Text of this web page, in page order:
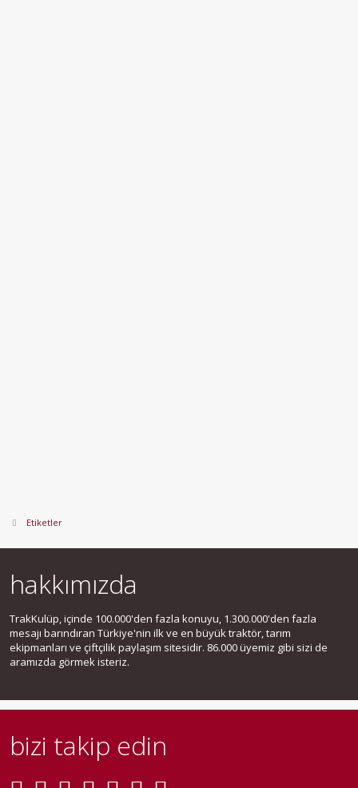
Etiketler
hakkımızda
TrakKulüp, içinde 100.000'den fazla konuyu, 1.300.000'den fazla
mesajı barındıran Türkiye'nin ilk ve en büyük traktör, tarım
ekipmanları ve çiftçilik paylaşım sitesidir. 86.000 üyemiz gibi sizi de
aramızda görmek isteriz.
bizi takip edin